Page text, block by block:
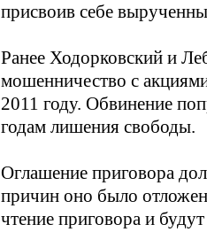
присвоив себе
Ранее Ходорковский и
мошенничество с
2011 году. Обвинение
годам лишения свободы.
Оглашение приговора
причин оно было
чтение приговора и